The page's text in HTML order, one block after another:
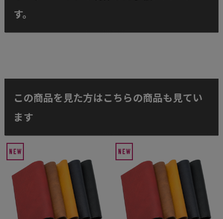
す。
この商品を見た方はこちらの商品も見てい
ます